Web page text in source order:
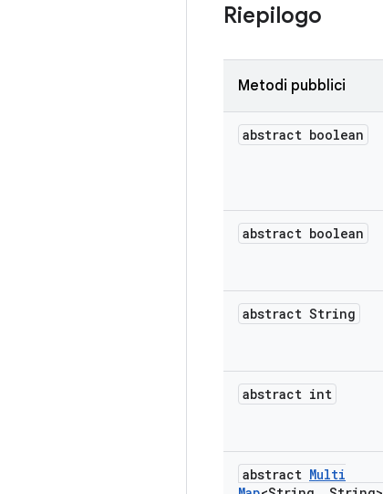
Riepilogo
Metodi pubblici
abstract boolean
abstract boolean
abstract String
abstract int
abstract Multi